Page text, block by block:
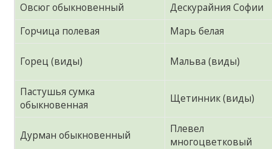
Овсюг обыкновенный
Дескурайния Софии
Горчица полевая
Марь белая
Горец (виды) Мальва (виды)
Пастушья сумка
обыкновенная
Щетинник (виды)
Дурман обыкновенный
Плевел
многоцветковый